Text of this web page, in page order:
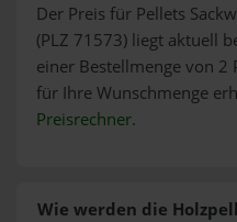
Der Preis für Pellets
(PLZ 71573) liegt aktuell
einer Bestellmenge von 2
für Ihre Wunschmenge
Preisrechner.
Wie werden die